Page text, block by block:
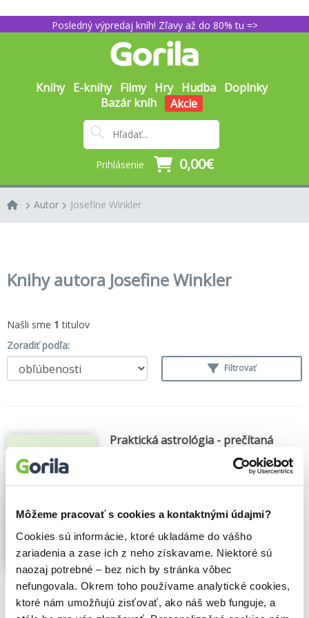
Môžeme pracovať s cookies a kontaktnými údajmi?
Cookies sú informácie, ktoré ukladáme do vášho
zariadenia a zase ich z neho získavame. Niektoré sú
naozaj potrebné – bez nich by stránka vôbec
nefungovala. Okrem toho používame analytické cookies,
ktoré nám umožňujú zisťovať, ako náš web funguje, a
Posledný výpredaj kníh! Zľavy až do 80% tu =>
Knihy E-knihy Filmy Hry Hudba Doplnky
Bazár kníh
Akcie
Prihlásenie 0,00€
Autor Josefine Winkler
Knihy autora Josefine Winkler
Našli sme 1 titulov
Zoradiť podľa:
Filtrovať
Praktická astrológia - prečítaná
Nicholas Campion,Zora
Terminologický slovníček. Vydavatel:
Knižné centrum. Ilustr. tit. list. Marginálie
Zobraziť viac
🍎 Je nám ľúto, ale predaj už skončil